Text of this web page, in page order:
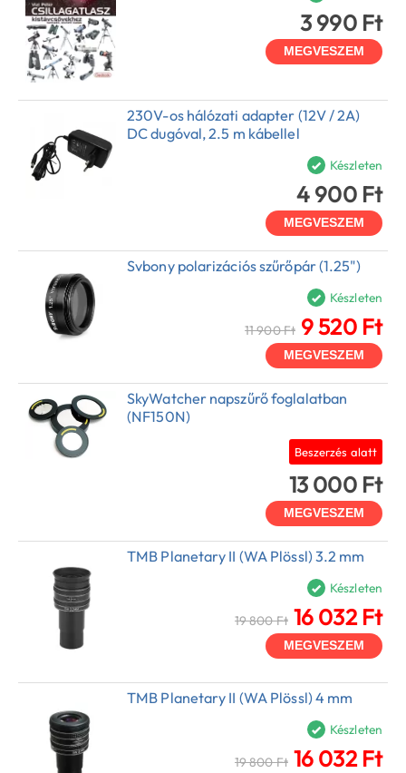
3 990 Ft
MEGVESZEM
230V-os hálózati adapter (12V / 2A)
DC dugóval, 2.5 m kábellel
Készleten
4 900 Ft
MEGVESZEM
Svbony polarizációs szűrőpár (1.25")
Készleten
11 900 Ft 9 520 Ft
MEGVESZEM
SkyWatcher napszűrő foglalatban
(NF150N)
Beszerzés alatt
13 000 Ft
MEGVESZEM
TMB Planetary II (WA Plössl) 3.2 mm
Készleten
19 800 Ft 16 032 Ft
MEGVESZEM
TMB Planetary II (WA Plössl) 4 mm
Készleten
19 800 Ft 16 032 Ft